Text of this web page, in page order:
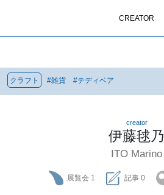
CREATOR
クラフト #雑貨 #テディベア
creator
伊藤毬乃
ITO Marino
展覧会 1 記事 0